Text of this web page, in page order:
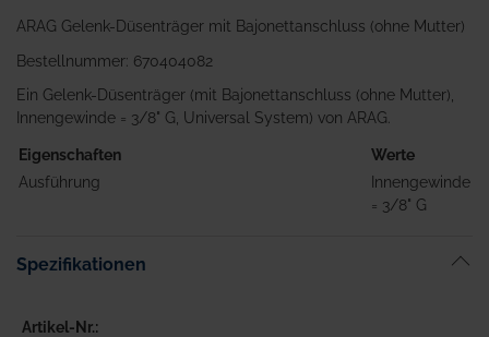
ARAG Gelenk-Düsenträger mit Bajonettanschluss (ohne Mutter)
Bestellnummer: 670404082
Ein Gelenk-Düsenträger (mit Bajonettanschluss (ohne Mutter),
Innengewinde = 3/8" G, Universal System) von ARAG.
Eigenschaften
Werte
Ausführung
Innengewinde
= 3/8" G
Spezifikationen
Artikel-Nr.